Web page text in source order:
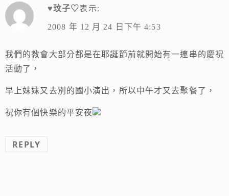
♥玟子♡表示:
2008 年 12 月 24 日下午 4:53
我們的教會大部分都是在耶誕節前就開始有一連串的慶祝
活動了，
早上妹妹又去別的國小演出，所以中午才又去聚餐了，
祝你有個快樂的平安夜
REPLY